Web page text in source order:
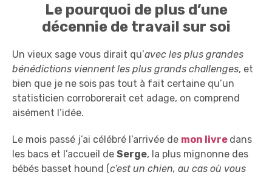
Le pourquoi de plus d’une
décennie de travail sur soi
Un vieux sage vous dirait qu’avec les plus grandes
bénédictions viennent les plus grands challenges, et
bien que je ne sois pas tout à fait certaine qu’un
statisticien corroborerait cet adage, on comprend
aisément l’idée.
Le mois passé j’ai célébré l’arrivée de mon livre dans
les bacs et l’accueil de Serge, la plus mignonne des
bébés basset hound (c’est un chien, au cas où vous